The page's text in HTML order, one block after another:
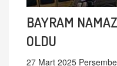
BAYRAM
OLDU
27 Mart 2025 Perşembe